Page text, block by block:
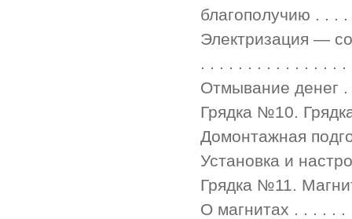
благополучию . . .
Электризация —
. . . . . . . . . . . . . . .
Отмывание денег
Грядка №10.
Домонтажная
Установка и
Грядка №11.
О магнитах . . . . .